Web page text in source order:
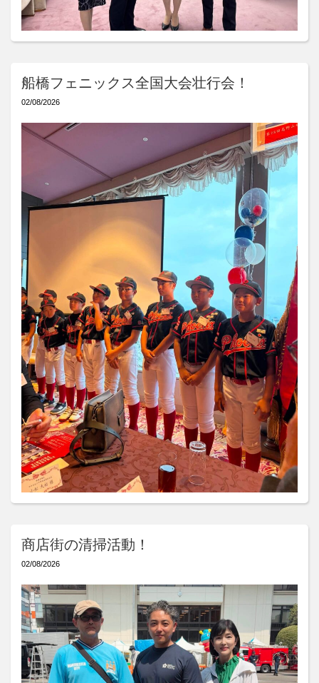
船橋フェニックス全国大会壮行会！
02/08/2026
商店街の清掃活動！
02/08/2026